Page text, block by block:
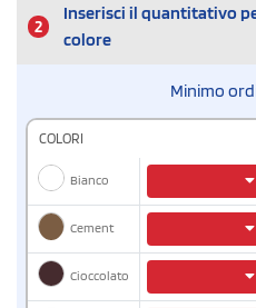
2
Inserisci il quantitativo
colore
Minimo
COLORI
Bianco
Cement
Cioccolato